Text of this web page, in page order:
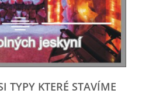
TYPY KTERÉ STAVÍME